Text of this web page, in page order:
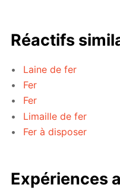
Réactifs
Laine de fer
Fer
Fer
Limaille de fer
Fer à disposer
Expériences